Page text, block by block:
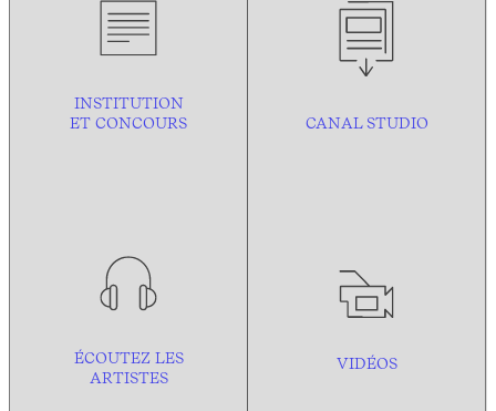
INSTITUTION
ET CONCOURS
CANAL STUDIO
ÉCOUTEZ LES
ARTISTES
VIDÉOS